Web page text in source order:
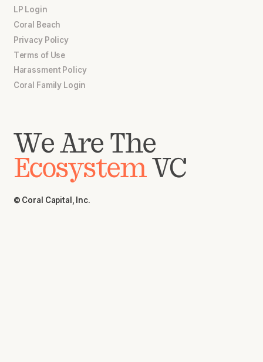
LP Login
Coral Beach
Privacy Policy
Terms of Use
Harassment Policy
Coral Family Login
We Are The
EcosystemVC
© Coral Capital, Inc.